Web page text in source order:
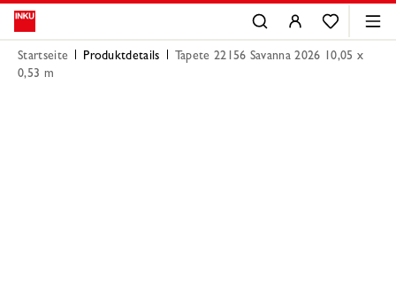
Startseite Produktdetails
Tapete 22156 Savanna 2026 10,05 x
0,53 m